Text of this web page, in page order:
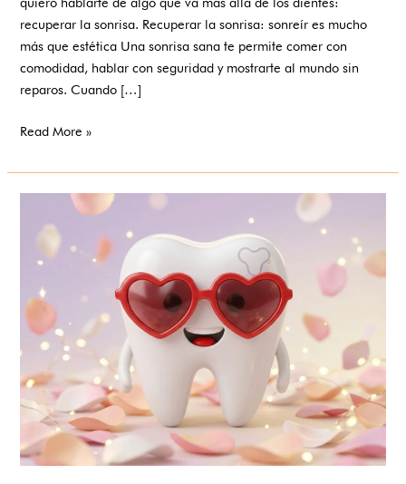
recuperar la sonrisa. Recuperar la sonrisa: sonreír es mucho
más que estética Una sonrisa sana te permite comer con
comodidad, hablar con seguridad y mostrarte al mundo sin
reparos. Cuando […]
Read More »
sonrisa
para
muy
especial